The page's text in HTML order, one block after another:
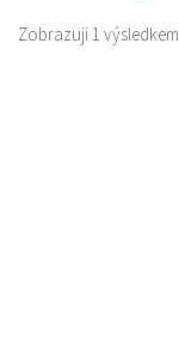
Zobrazuji 1 výsledkem